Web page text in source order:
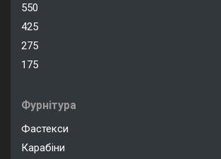
550
425
275
175
Фурнітура
Фастекси
Карабіни